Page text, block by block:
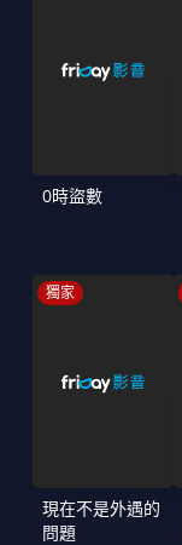
0時盜數
獨家
現在不是外遇的
問題